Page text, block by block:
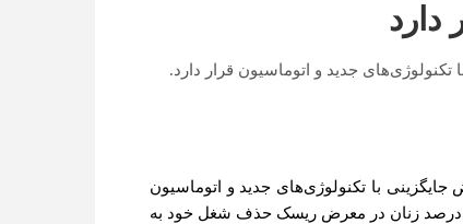
که ۱۸۰ میلیون شغل زنان جهان در معرض جایگزینی با تکنولوژی‌های جدید و اتوماسیون
قرار دارد. در این گزارش اشاره شده که در مقایسه با مردان، بخش بزرگتری از نیروی کار زنان در معرض این خطر قرار دارند؛ ۱۱ درصد زنان در معرض ریسک حذف شغل خود به